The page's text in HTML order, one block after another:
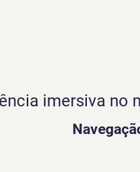
imersiva no